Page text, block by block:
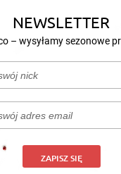
NEWSLETTER
– wysyłamy sezonowe
ZAPISZ SIĘ